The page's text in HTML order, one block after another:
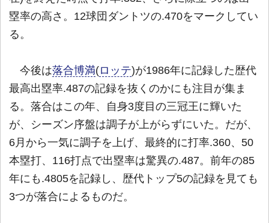
塁率の高さ。12球団ダントツの.470をマークしてい
る。
今後は落合博満(ロッテ)が1986年に記録した歴代
最高出塁率.487の記録を抜くのかにも注目が集ま
る。落合はこの年、自身3度目の三冠王に輝いた
が、シーズン序盤は調子が上がらずにいた。だが、
6月から一気に調子を上げ、最終的に打率.360、50
本塁打、116打点で出塁率は驚異の.487。前年の85
年にも.4805を記録し、歴代トップ5の記録を見ても
3つが落合によるものだ。